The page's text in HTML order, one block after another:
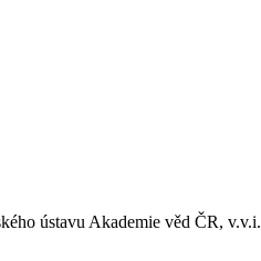
ústavu Akademie věd ČR, v.v.i.